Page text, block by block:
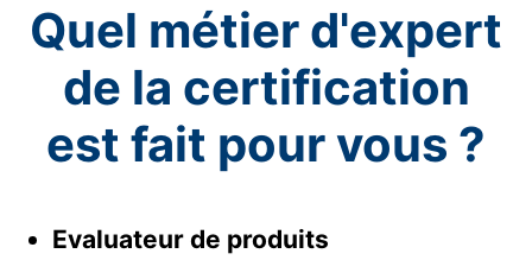
Quel métier d'expert
de la certification
est fait pour vous ?
Evaluateur de produits